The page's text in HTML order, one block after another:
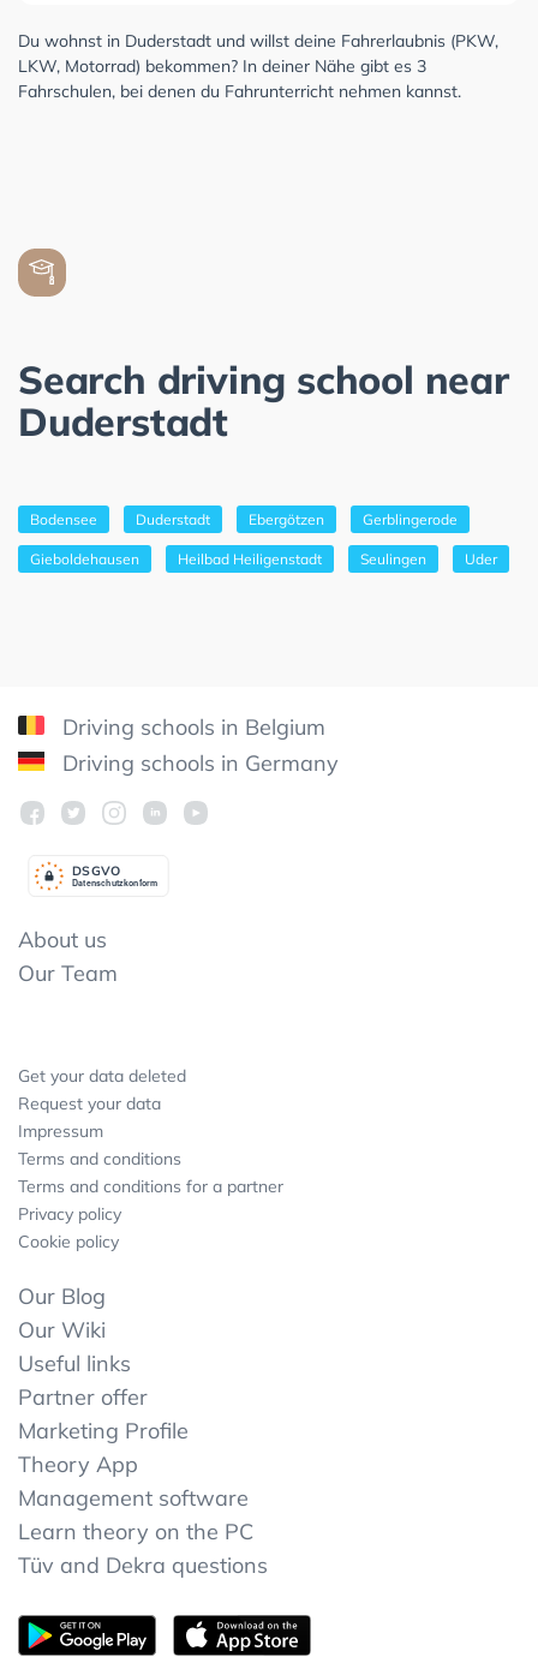
Du wohnst in Duderstadt und willst deine Fahrerlaubnis (PKW,
LKW, Motorrad) bekommen? In deiner Nähe gibt es 3
Fahrschulen, bei denen du Fahrunterricht nehmen kannst.
Search driving school near
Duderstadt
Bodensee Duderstadt Ebergötzen Gerblingerode
Gieboldehausen Heilbad Heiligenstadt Seulingen Uder
Driving schools in Belgium
Driving schools in Germany
Datenschutzkonform
DSGVO
About us
Our Team
Get your data deleted
Request your data
Impressum
Terms and conditions
Terms and conditions for a partner
Privacy policy
Cookie policy
Our Blog
Our Wiki
Useful links
Partner offer
Marketing Profile
Theory App
Management software
Learn theory on the PC
Tüv and Dekra questions